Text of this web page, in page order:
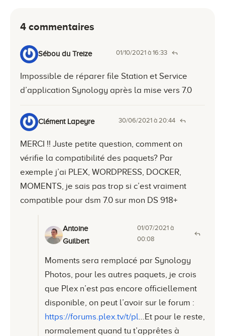
4 commentaires
Sébou du Treize 01/10/2021 à 16:33
Impossible de réparer file Station et Service
d’application Synology après la mise vers 7.0
Clément Lapeyre 30/06/2021 à 20:44
MERCI !! Juste petite question, comment on
vérifie la compatibilité des paquets? Par
exemple j’ai PLEX, WORDPRESS, DOCKER,
MOMENTS, je sais pas trop si c’est vraiment
compatible pour dsm 7.0 sur mon DS 918+
Antoine
Guilbert
01/07/2021 à
00:08
Moments sera remplacé par Synology
Photos, pour les autres paquets, je crois
que Plex n’est pas encore officiellement
disponible, on peut l’avoir sur le forum :
https://forums.plex.tv/t/pl
…Et pour le reste,
normalement quand tu t’apprêtes à